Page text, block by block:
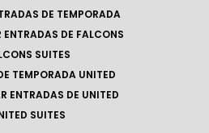
DE TEMPORADA
DE FALCONS
SUITES
TEMPORADA UNITED
ENTRADAS DE UNITED
SUITES